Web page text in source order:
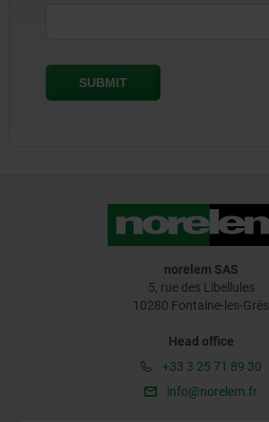
norelem SAS
5, rue des Libellules
10280 Fontaine-les-Grès
Head office
+33 3 25 71 89 30
info@norelem.fr